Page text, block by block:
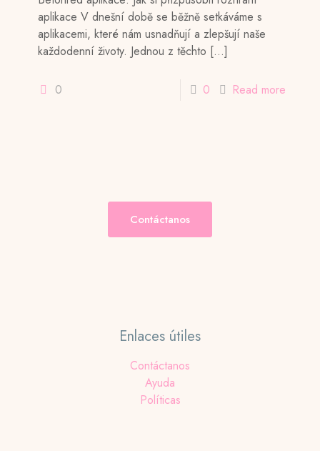
aplikace V dnešní době se běžně setkáváme s
aplikacemi, které nám usnadňují a zlepšují naše
každodenní životy. Jednou z těchto […]
0 0 Read more
Contáctanos
Enlaces útiles
Contáctanos
Ayuda
Políticas